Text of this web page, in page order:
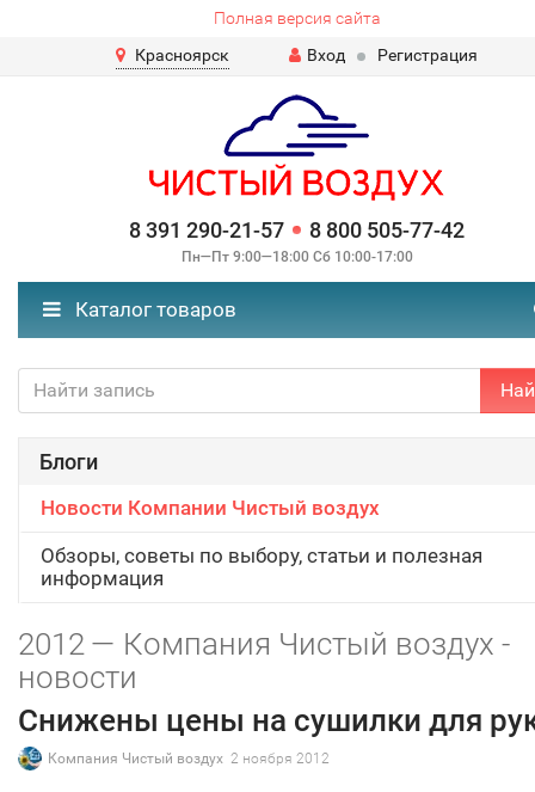
Полная версия сайта
Красноярск
Вход Регистрация
8 391 290-21-57 8 800 505-77-42
Пн—Пт 9:00—18:00 Сб 10:00-17:00
Каталог товаров
Блоги
Новости Компании Чистый воздух
Обзоры, советы по выбору, статьи и полезная
информация
2012 — Компания Чистый воздух -
новости
Снижены цены на сушилки для
Компания Чистый воздух 2 ноября 2012